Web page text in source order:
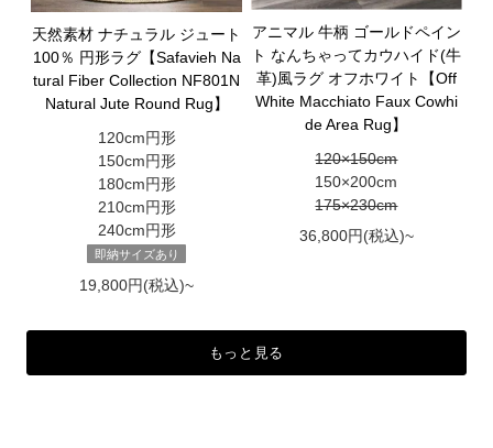
天然素材 ナチュラル ジュート
100％ 円形ラグ【Safavieh Na
tural Fiber Collection NF801N
Natural Jute Round Rug】
120cm円形
150cm円形
180cm円形
210cm円形
240cm円形
即納サイズあり
19,800円(税込)~
アニマル 牛柄 ゴールドペイン
ト なんちゃってカウハイド(牛
革)風ラグ オフホワイト【Off
White Macchiato Faux Cowhi
de Area Rug】
120×150cm
150×200cm
175×230cm
36,800円(税込)~
もっと見る